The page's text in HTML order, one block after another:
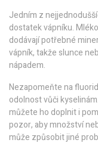
Jedním z
dostatek vápníku.
dodávají potřebné
vápník, takže slunce
nápadem.
Nezapomeňte na
odolnost vůči
můžete ho doplnit i
pozor, aby množství
může způsobit jiné